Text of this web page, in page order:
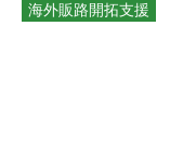
海外販路開拓支援